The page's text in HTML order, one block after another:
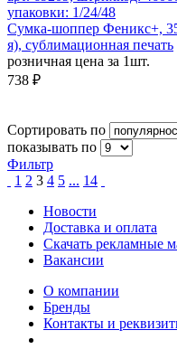
упаковки: 1/24/48
Сумка-шоппер Феникс+,
я), сублимационная печать
розничная цена за 1шт.
738 ₽
Сортировать по
показывать по
Фильтр
1 2 3 4 5 ... 14
Новости
Доставка и оплата
Скачать рекламные
Вакансии
О компании
Бренды
Контакты и